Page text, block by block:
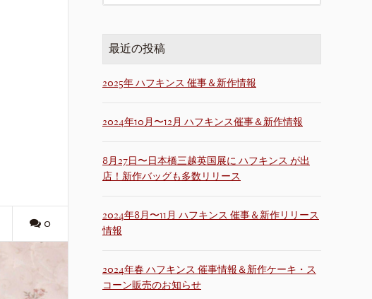
0
最近の投稿
2025年 ハフキンス 催事＆新作情報
2024年10月〜12月 ハフキンス催事＆新作情報
8月27日〜日本橋三越英国展に ハフキンス が出
店！新作バッグも多数リリース
2024年8月〜11月 ハフキンス 催事＆新作リリース
情報
2024年春 ハフキンス 催事情報＆新作ケーキ・ス
コーン販売のお知らせ